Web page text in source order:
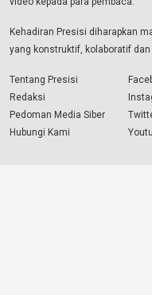
Kehadiran Presisi diharapkan
yang konstruktif, kolaboratif
Tentang Presisi
Redaksi
Pedoman Media Siber
Hubungi Kami